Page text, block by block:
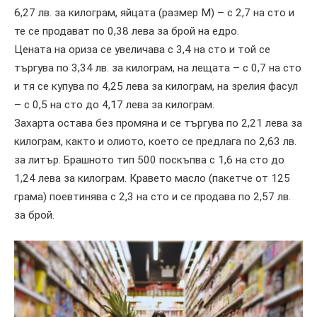
6,27 лв. за килограм, яйцата (размер М) – с 2,7 на сто и
те се продават по 0,38 лева за брой на едро.
Цената на ориза се увеличава с 3,4 на сто и той се
търгува по 3,34 лв. за килограм, на лещата – с 0,7 на сто
и тя се купува по 4,25 лева за килограм, на зрелия фасул
– с 0,5 на сто до 4,17 лева за килограм.
Захарта остава без промяна и се търгува по 2,21 лева за
килограм, както и олиото, което се предлага по 2,63 лв.
за литър. Брашното тип 500 поскъпва с 1,6 на сто до
1,24 лева за килограм. Кравето масло (пакетче от 125
грама) поевтинява с 2,3 на сто и се продава по 2,57 лв.
за брой.